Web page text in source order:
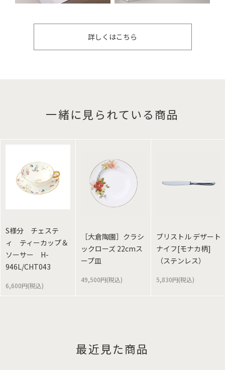
詳しくはこちら
一緒に見られている商品
S様分 チェステ
ィ ティーカップ＆
ソーサー H-
946L/CHT043
6,600円(税込)
［大倉陶園］クラシ
ックローズ 22cmス
ープ皿
49,500円(税込)
ブリストル デザート
ナイフ[モナカ柄]
（ステンレス）
5,830円(税込)
最近見た商品